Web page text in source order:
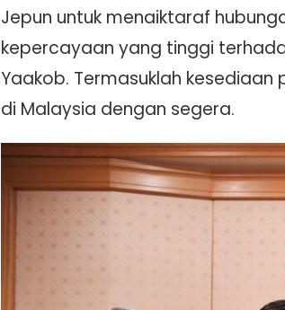
Jepun untuk menaiktaraf
kepercayaan yang tinggi
Yaakob. Termasuklah
di Malaysia dengan segera.